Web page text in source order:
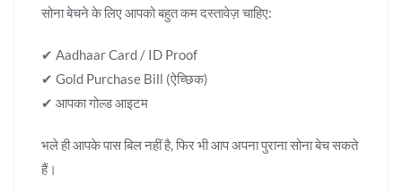
सोना बेचने के लिए आपको बहुत कम दस्तावेज़ चाहिए:
✔ Aadhaar Card / ID Proof
✔ Gold Purchase Bill (ऐच्छिक)
✔ आपका गोल्ड आइटम
भले ही आपके पास बिल नहीं है, फिर भी आप अपना पुराना सोना बेच सकते
हैं।